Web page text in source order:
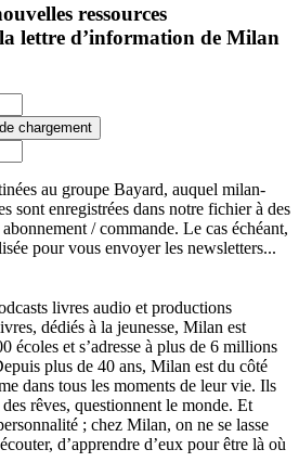
ressources
lettre d’information de Milan
au groupe Bayard, auquel milan-
sont enregistrées dans notre fichier à des
/ commande. Le cas échéant,
pour vous envoyer les newsletters...
livres audio et productions
dédiés à la jeunesse, Milan est
écoles et s’adresse à plus de 6 millions
plus de 40 ans, Milan est du côté
dans tous les moments de leur vie. Ils
rêves, questionnent le monde. Et
; chez Milan, on ne se lasse
d’apprendre d’eux pour être là où